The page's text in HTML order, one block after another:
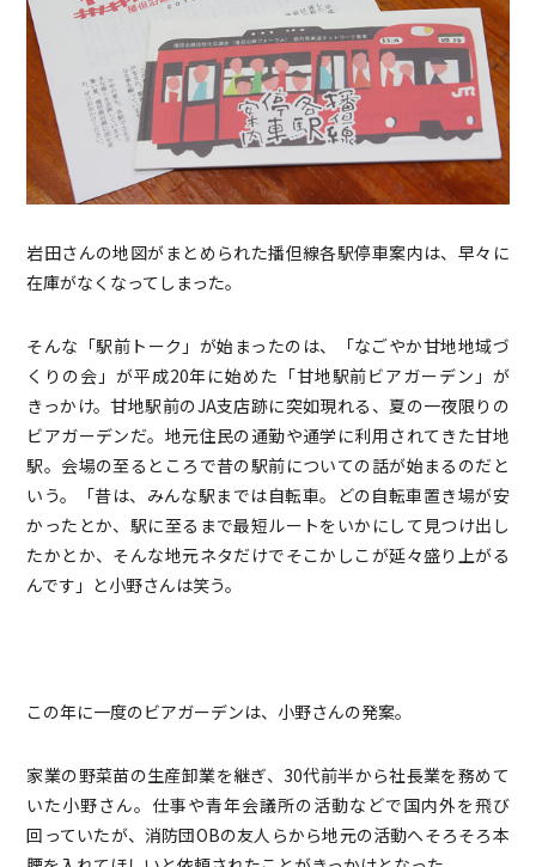
岩田さんの地図がまとめられた播但線各駅停車案内は、早々に
在庫がなくなってしまった。
そんな「駅前トーク」が始まったのは、「なごやか甘地地域づ
くりの会」が平成20年に始めた「甘地駅前ビアガーデン」が
きっかけ。甘地駅前のJA支店跡に突如現れる、夏の一夜限りの
ビアガーデンだ。地元住民の通勤や通学に利用されてきた甘地
駅。会場の至るところで昔の駅前についての話が始まるのだと
いう。「昔は、みんな駅までは自転車。どの自転車置き場が安
かったとか、駅に至るまで最短ルートをいかにして見つけ出し
たかとか、そんな地元ネタだけでそこかしこが延々盛り上がる
んです」と小野さんは笑う。
この年に一度のビアガーデンは、小野さんの発案。
家業の野菜苗の生産卸業を継ぎ、30代前半から社長業を務めて
いた小野さん。仕事や青年会議所の活動などで国内外を飛び
回っていたが、消防団OBの友人らから地元の活動へそろそろ本